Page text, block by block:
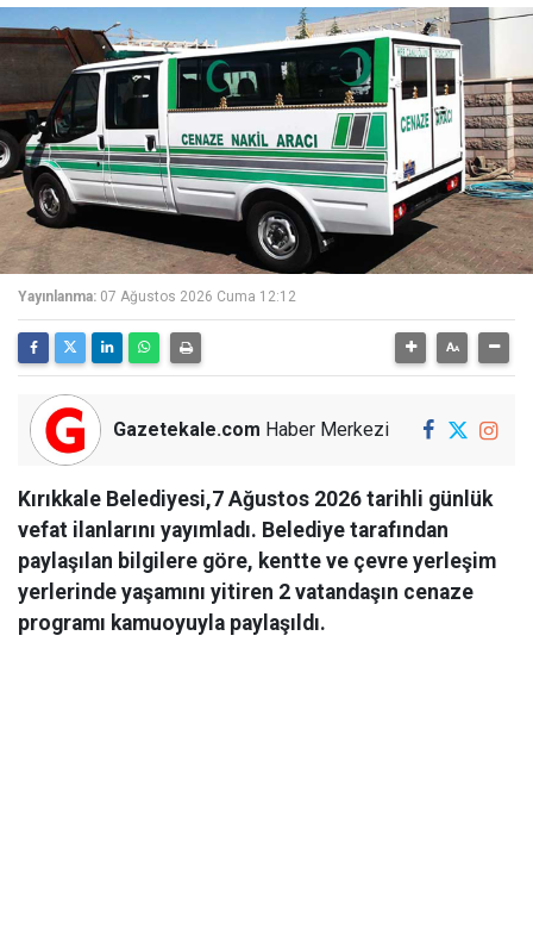
Yayınlanma: 07 Ağustos 2026 Cuma 12:12
Gazetekale.com Haber Merkezi
Kırıkkale Belediyesi,7 Ağustos 2026 tarihli günlük
vefat ilanlarını yayımladı. Belediye tarafından
paylaşılan bilgilere göre, kentte ve çevre yerleşim
yerlerinde yaşamını yitiren 2 vatandaşın cenaze
programı kamuoyuyla paylaşıldı.